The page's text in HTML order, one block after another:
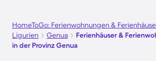
HomeToGo: Ferienwohnungen &
Ligurien
Genua
Ferienhäuser &
in der Provinz Genua